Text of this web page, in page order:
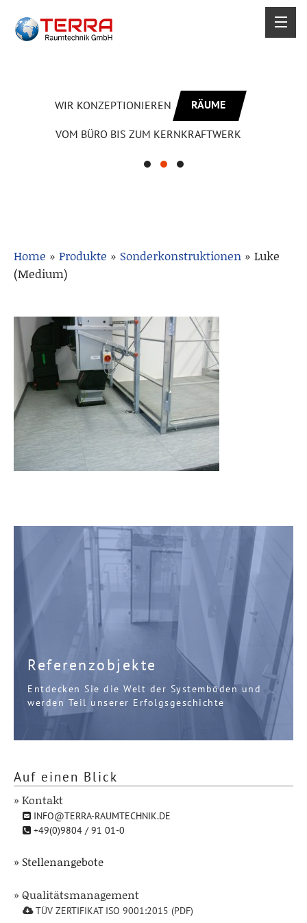
WIR KONZEPTIONIEREN RÄUME
VOM BÜRO BIS ZUM KERNKRAFTWERK
Home » Produkte » Sonderkonstruktionen » Luke
(Medium)
Referenzobjekte
Entdecken Sie die Welt der Systemböden und
werden Teil unserer Erfolgsgeschichte
Auf einen Blick
» Kontakt
INFO@TERRA-RAUMTECHNIK.DE
+49(0)9804 / 91 01-0
» Stellenangebote
» Qualitätsmanagement
TÜV ZERTIFIKAT ISO 9001:2015 (PDF)